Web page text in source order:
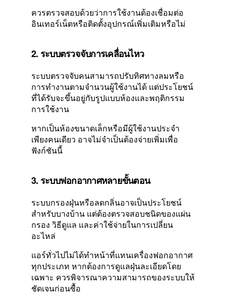
ควรตรวจสอบด้วยว่าการใช้งานต้องเชื่อมต่อ
อินเทอร์เน็ตหรือติดตั้งอุปกรณ์เพิ่มเติมหรือไม่
2. ระบบตรวจจับการเคลื่อนไหว
ระบบตรวจจับคนสามารถปรับทิศทางลมหรือ
การทำงานตามจำนวนผู้ใช้งานได้ แต่ประโยชน์
ที่ได้รับจะขึ้นอยู่กับรูปแบบห้องและพฤติกรรม
การใช้งาน
หากเป็นห้องขนาดเล็กหรือมีผู้ใช้งานประจำ
เพียงคนเดียว อาจไม่จำเป็นต้องจ่ายเพิ่มเพื่อ
ฟังก์ชันนี้
3. ระบบฟอกอากาศหลายขั้นตอน
ระบบกรองฝุ่นหรือลดกลิ่นอาจเป็นประโยชน์
สำหรับบางบ้าน แต่ต้องตรวจสอบชนิดของแผ่น
กรอง วิธีดูแล และค่าใช้จ่ายในการเปลี่ยน
อะไหล่
แอร์ทั่วไปไม่ได้ทำหน้าที่แทนเครื่องฟอกอากาศ
ทุกประเภท หากต้องการดูแลฝุ่นละเอียดโดย
เฉพาะ ควรพิจารณาความสามารถของระบบให้
ชัดเจนก่อนซื้อ